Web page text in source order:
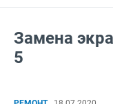
Замена
5